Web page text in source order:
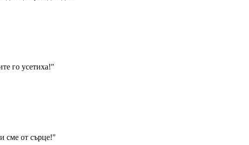
го усетиха!"
сме от сърце!"